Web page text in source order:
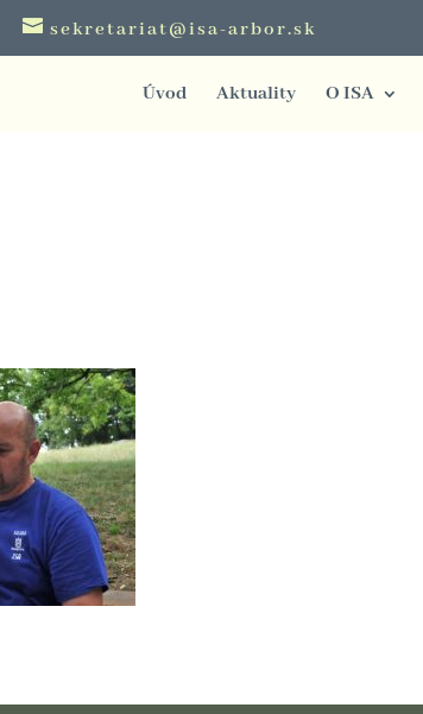
sekretariat@isa-arbor.sk
Úvod Aktuality O ISA